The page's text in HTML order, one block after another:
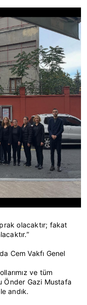
olacaktır; fakat
Cem Vakfı Genel
ve tüm
Önder Gazi Mustafa
andık.